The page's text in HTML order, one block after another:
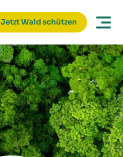
Jetzt Wald schützen